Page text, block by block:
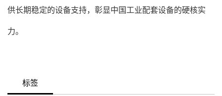
供长期稳定的设备支持，彰显中国工业配套设备的硬核实
力。
标签